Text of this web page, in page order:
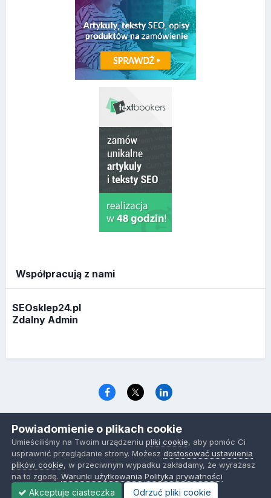
Współpracują z nami
SEOsklep24.pl
Zdalny Admin
www.optymalizacja.com
Powered by Invision Community
Powiadomienie o plikach cookie
Umieściliśmy na Twoim urządzeniupliki cookie, aby pomóc Ci
usprawnić przeglądanie strony. Możeszdostosować ustawienia
plików cookie, w przeciwnym wypadku zakładamy, że wyrażasz
na to zgodę.Warunki użytkowania Polityka prywatności
Akceptuje ciasteczka Odrzuć pliki cookie